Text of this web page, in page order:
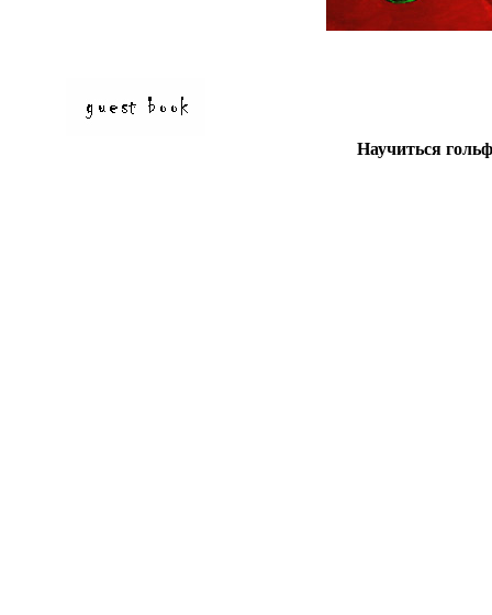
Научиться